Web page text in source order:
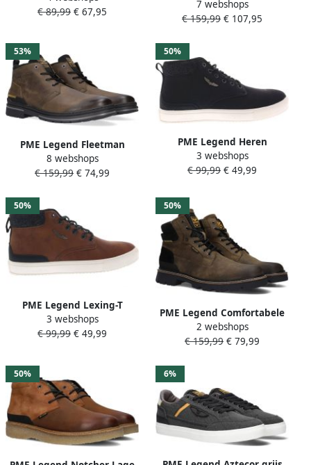
zwarte en witte accenten
€ 89,99 € 67,95
herenlaarzen voor herfst
winter Brown Heren
7 webshops
€ 159,99 € 107,95
53%
PME Legend Fleetman
Veterboots Laarzen Met
Veters Heren Groen
8 webshops
€ 159,99 € 74,99
50%
PME Legend Heren
Veterschoenen Lexing-t
Zwart
3 webshops
€ 99,99 € 49,99
50%
PME Legend Lexing-T
sneakers cognac
Imitatieleer Heren
3 webshops
€ 99,99 € 49,99
50%
PME Legend Comfortabele
groene leren herenlaarzen
Green Heren
2 webshops
€ 159,99 € 79,99
50% 6%